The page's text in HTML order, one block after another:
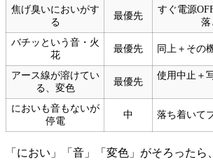
焦げ臭いにおいがす
る
最優先
すぐ電源
落
バチッという音・火
花
最優先 同上＋その
アース線が溶けてい
る、変色
最優先
使用中止＋
においも音もないが
停電
中 落ち着いて
「におい」「音」「変色」がそろったら、